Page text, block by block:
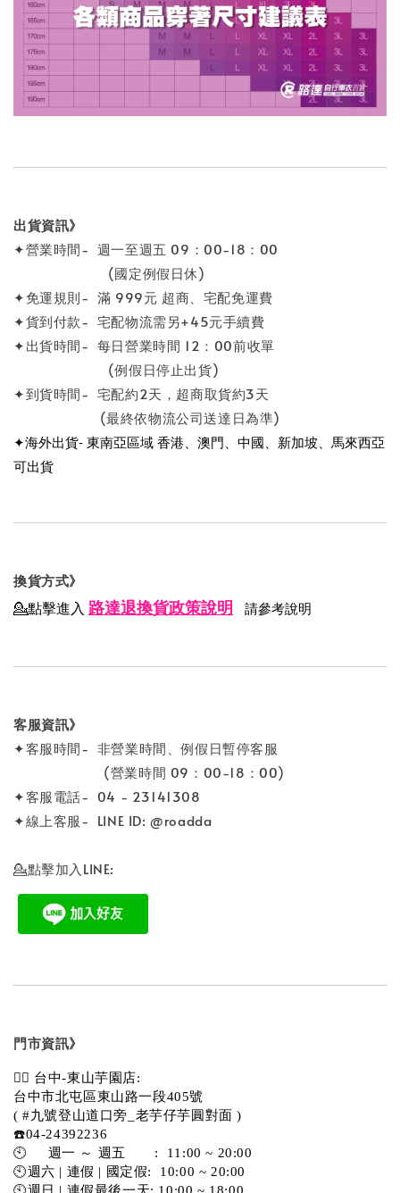
出貨資訊》
✦營業時間- 週一至週五 09：00-18：00
(國定例假日休)
✦免運規則- 滿 999元 超商、宅配免運費
✦貨到付款- 宅配物流需另+45元手續費
✦出貨時間- 每日營業時間 12：00前收單
(例假日停止出貨)
✦到貨時間- 宅配約2天，超商取貨約3天
(最終依物流公司送達日為準)
✦海外出貨- 東南亞區域 香港、澳門、中國、新加坡、馬來西亞
可出貨
換貨方式》
💁點擊進入 路達退換貨政策說明 請參考說明
客服資訊》
✦客服時間- 非營業時間、例假日暫停客服
(營業時間 09：00-18：00)
✦客服電話- 04 - 23141308
✦線上客服- LINE ID: @roadda
💁點擊加入LINE:
門市資訊》
💁‍♀️ 台中-東山芋園店:
台中市北屯區東山路一段405號
( #九號登山道口旁_老芋仔芋圓對面 )
☎️04-24392236
🕙     週一 ～ 週五       :  11:00 ~ 20:00
🕙週六 | 連假 | 國定假:  10:00 ~ 20:00